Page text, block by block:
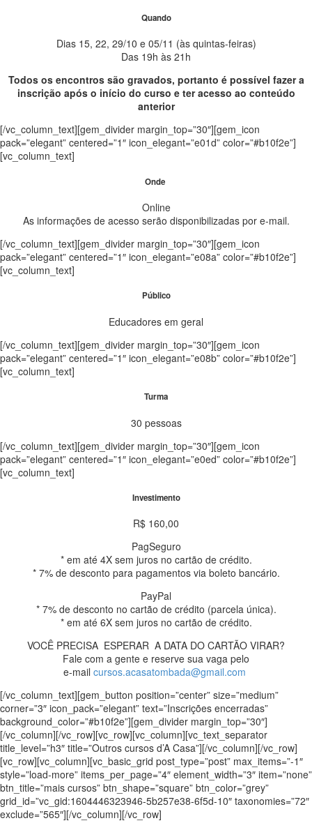
Quando
Dias 15, 22, 29/10 e 05/11 (às quintas-feiras)
Das 19h às 21h
Todos os encontros são gravados, portanto é possível fazer a
inscrição após o início do curso e ter acesso ao conteúdo
anterior
[/vc_column_text][gem_divider margin_top=”30″][gem_icon
pack=”elegant” centered=”1″ icon_elegant=”e01d” color=”#b10f2e”]
[vc_column_text]
Onde
Online
As informações de acesso serão disponibilizadas por e-mail.
[/vc_column_text][gem_divider margin_top=”30″][gem_icon
pack=”elegant” centered=”1″ icon_elegant=”e08a” color=”#b10f2e”]
[vc_column_text]
Público
Educadores em geral
[/vc_column_text][gem_divider margin_top=”30″][gem_icon
pack=”elegant” centered=”1″ icon_elegant=”e08b” color=”#b10f2e”]
[vc_column_text]
Turma
30 pessoas
[/vc_column_text][gem_divider margin_top=”30″][gem_icon
pack=”elegant” centered=”1″ icon_elegant=”e0ed” color=”#b10f2e”]
[vc_column_text]
Investimento
R$ 160,00
PagSeguro
* em até 4X sem juros no cartão de crédito.
* 7% de desconto para pagamentos via boleto bancário.
PayPal
* 7% de desconto no cartão de crédito (parcela única).
* em até 6X sem juros no cartão de crédito.
VOCÊ PRECISA ESPERAR A DATA DO CARTÃO VIRAR?
Fale com a gente e reserve sua vaga pelo
e-mail cursos.acasatombada@gmail.com
[/vc_column_text][gem_button position=”center” size=”medium”
corner=”3″ icon_pack=”elegant” text=”Inscrições encerradas”
background_color=”#b10f2e”][gem_divider margin_top=”30″]
[/vc_column][/vc_row][vc_row][vc_column][vc_text_separator
title_level=”h3″ title=”Outros cursos d’A Casa”][/vc_column][/vc_row]
[vc_row][vc_column][vc_basic_grid post_type=”post” max_items=”-1″
style=”load-more” items_per_page=”4″ element_width=”3″ item=”none”
btn_title=”mais cursos” btn_shape=”square” btn_color=”grey”
grid_id=”vc_gid:1604446323946-5b257e38-6f5d-10″ taxonomies=”72″
exclude=”565″][/vc_column][/vc_row]